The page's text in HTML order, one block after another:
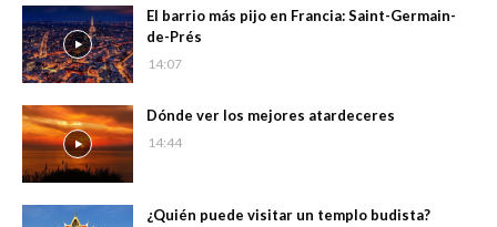
El barrio más pijo en Francia: Saint-Germain-
de-Prés
14:07
Dónde ver los mejores atardeceres
14:44
¿Quién puede visitar un templo budista?